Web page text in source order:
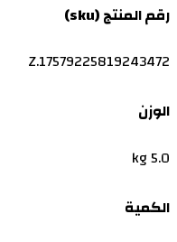
رقم المنتج (sku)
Z.17579225819243472
الوزن
5.0 kg
الكمية